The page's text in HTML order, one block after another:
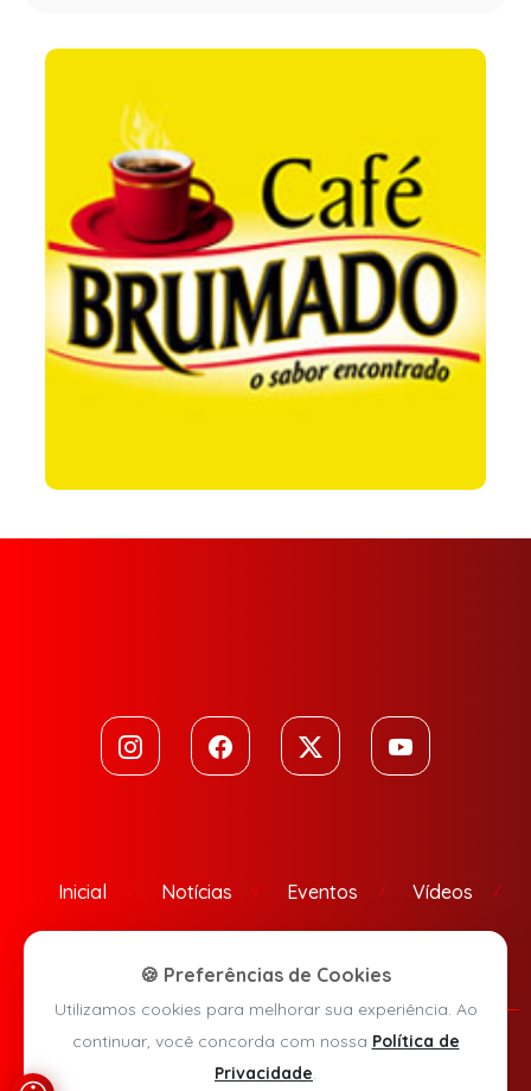
Inicial Notícias Eventos Vídeos
Política de Privacidade
🍪 Preferências de Cookies
Utilizamos cookies para melhorar sua experiência. Ao
continuar, você concorda com nossa Política de
Privacidade.